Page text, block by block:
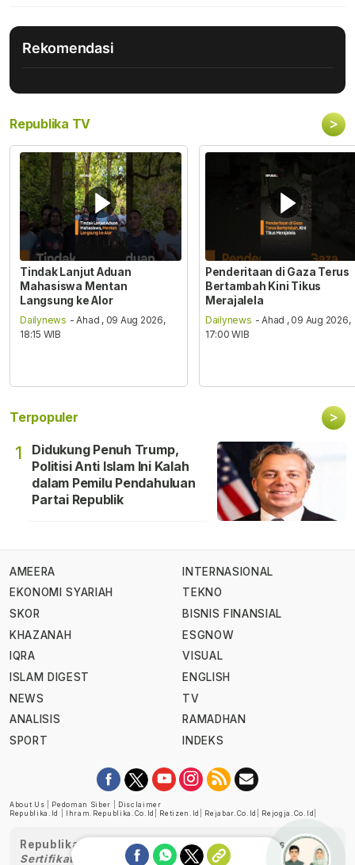
Rekomendasi
Republika TV >
Tindak Lanjut Aduan
Mahasiswa Mentan
Langsung ke Alor
Dailynews - Ahad , 09 Aug 2026,
18:15 WIB
Penderitaan di Gaza Terus
Bertambah Kini Tikus
Merajalela
Dailynews - Ahad , 09 Aug 2026,
17:00 WIB
Terpopuler >
1
Didukung Penuh Trump,
Politisi Anti Islam Ini Kalah
dalam Pemilu Pendahuluan
Partai Republik
AMEERA
EKONOMI SYARIAH
SKOR
KHAZANAH
IQRA
ISLAM DIGEST
NEWS
ANALISIS
SPORT
INTERNASIONAL
TEKNO
BISNIS FINANSIAL
ESGNOW
VISUAL
ENGLISH
TV
RAMADHAN
INDEKS
About Us Pedoman Siber
Disclaimer
Republika.id
Ihram.republika.co.id Retizen.id Rejabar.co.id Rejogja.co.id
Republika telah diverifikasi oleh Dewan Pers
Sertifikat Nomor 1058/DP-Verifikasi/K/XII/2022